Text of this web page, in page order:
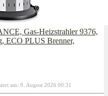
Gas-Heizstrahler 9376,
ECO PLUS Brenner,
am: 9. August 2026 00:31